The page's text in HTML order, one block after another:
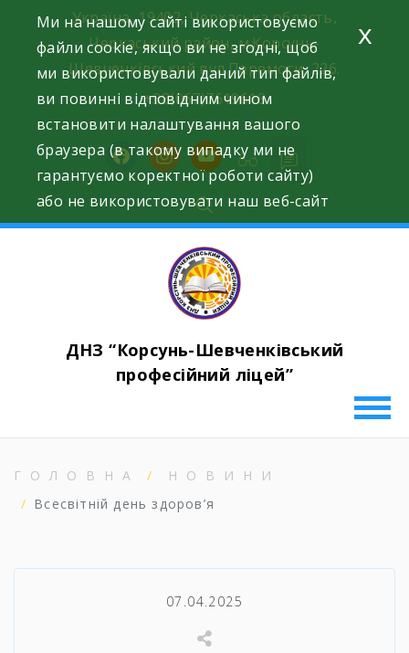
content
Україна, 19402, Черкаська область,
Черкаський район, м.Корсунь-
Шевченківський вул.Перемоги, 226.
+38(067)7619618
facebookinstagram
youtube
ДНЗ “Корсунь-Шевченківський
професійний ліцей”
ГОЛОВНА
НОВИНИ
Всесвітній день здоров’я
07.04.2025
Ми на нашому сайті використовуємо
файли cookie, якщо ви не згодні, щоб
ми використовували даний тип файлів,
ви повинні відповідним чином
встановити налаштування вашого
браузера (в такому випадку ми не
гарантуємо коректної роботи сайту)
або не використовувати наш веб-сайт
x